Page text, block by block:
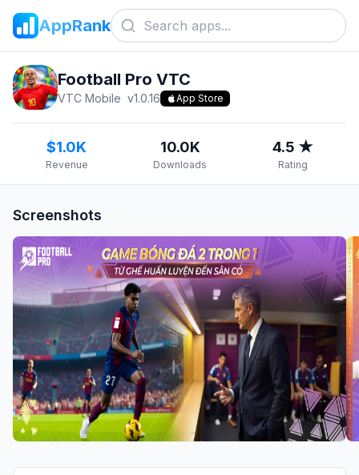
AppRank
Football Pro VTC
VTC Mobile v1.0.16 App Store
$1.0K
Revenue
10.0K
Downloads
4.5 ★
Rating
Screenshots